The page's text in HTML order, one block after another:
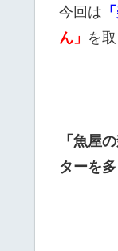
今回は
ん」 を
「魚屋
ターを